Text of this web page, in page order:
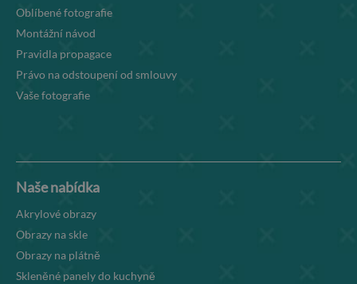
Oblíbené fotografie
Montážní návod
Pravidla propagace
Právo na odstoupení od smlouvy
Vaše fotografie
Naše nabídka
Akrylové obrazy
Obrazy na skle
Obrazy na plátně
Skleněné panely do kuchyně